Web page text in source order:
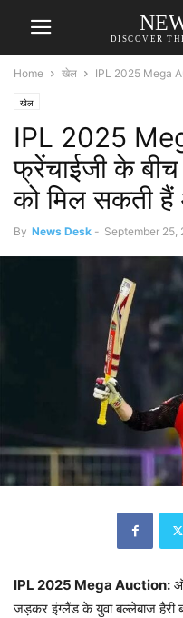
DISCOVER
Home खेल IPL 2025 Mega
खेल
IPL 2025
फ्रेंचाईजी के
को मिल सकती
By News Desk - September 25,
IPL 2025 Mega Auction:
जड़कर इंग्लैंड के युवा बल्लेबाज हैरी